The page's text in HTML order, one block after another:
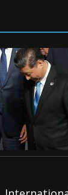
(Tiếng Việt)
Philippines
Việt Nam, vì sao?
Tuesday August
(Tiếng Việt) Ba